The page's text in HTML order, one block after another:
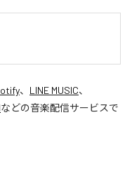
、 LINE MUSIC、
などの音楽配信サービスで